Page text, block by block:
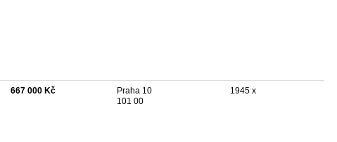
667 000 Kč
Praha 10
101 00
1945 x